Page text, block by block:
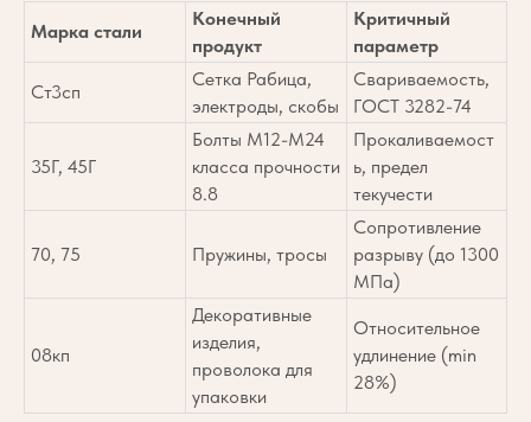
Марка стали
Конечный
продукт
Критичный
параметр
Ст3сп
Сетка Рабица,
электроды, скобы
Свариваемость,
ГОСТ 3282-74
35Г, 45Г
Болты М12-М24
класса прочности
8.8
Прокаливаемост
ь, предел
текучести
70, 75 Пружины, тросы
Сопротивление
разрыву (до 1300
МПа)
08кп
Декоративные
изделия,
проволока для
упаковки
Относительное
удлинение (min
28%)